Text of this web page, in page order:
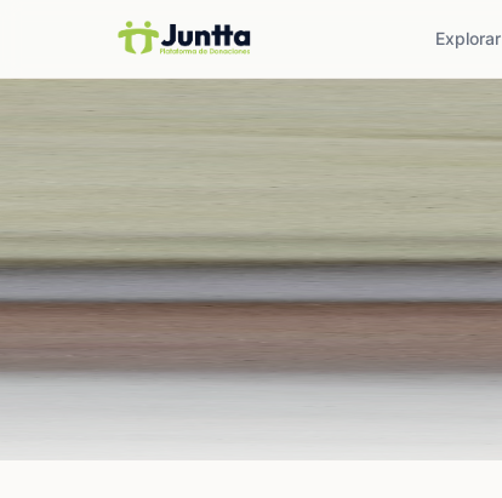
Explorar